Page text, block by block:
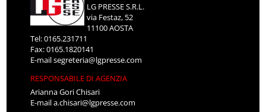
LG PRESSE S.R.L.
via Festaz, 52
11100 AOSTA
Tel: 0165.231711
Fax: 0165.1820141
E-mailsegreteria@lgpresse.com
RESPONSABILE DI AGENZIA
Arianna Gori Chisari
E-maila.chisari@lgpresse.com